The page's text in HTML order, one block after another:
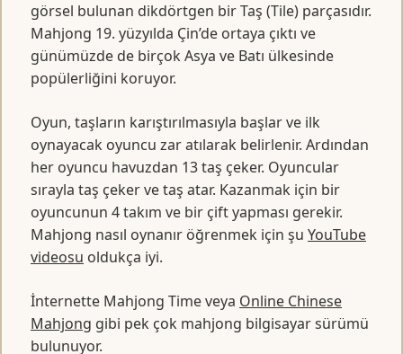
görsel bulunan dikdörtgen bir Taş (Tile) parçasıdır.
Mahjong 19. yüzyılda Çin’de ortaya çıktı ve
günümüzde de birçok Asya ve Batı ülkesinde
popülerliğini koruyor.
Oyun, taşların karıştırılmasıyla başlar ve ilk
oynayacak oyuncu zar atılarak belirlenir. Ardından
her oyuncu havuzdan 13 taş çeker. Oyuncular
sırayla taş çeker ve taş atar. Kazanmak için bir
oyuncunun 4 takım ve bir çift yapması gerekir.
Mahjong nasıl oynanır öğrenmek için şu YouTube
videosu oldukça iyi.
İnternette Mahjong Time veya Online Chinese
Mahjong gibi pek çok mahjong bilgisayar sürümü
bulunuyor.